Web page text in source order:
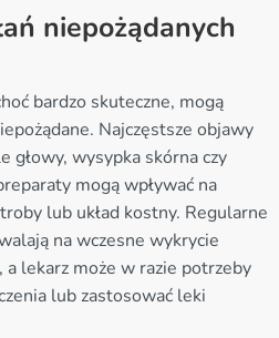
niepożądanych
bardzo skuteczne, mogą
Najczęstsze objawy
głowy, wysypka skórna czy
mogą wpływać na
lub układ kostny. Regularne
na wczesne wykrycie
lekarz może w razie potrzeby
lub zastosować leki